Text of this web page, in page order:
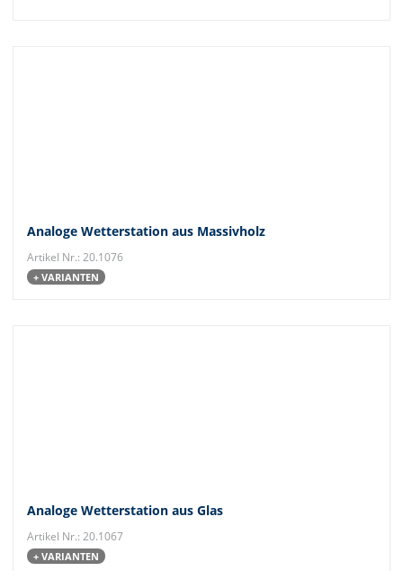
Analoge Wetterstation aus Massivholz
Artikel Nr.: 20.1076
+ VARIANTEN
Analoge Wetterstation aus Glas
Artikel Nr.: 20.1067
+ VARIANTEN